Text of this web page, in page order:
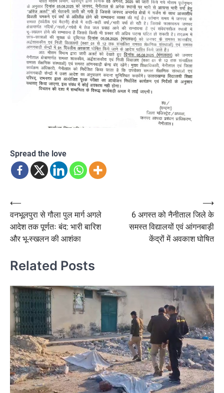
Spread the love
Post
navigation
⟵
वनभूलपुरा से गौला पुल मार्ग अगले
आदेश तक पूर्णतः बंद: भारी बारिश
और भू-स्खलन की आशंका
6 अगस्त को नैनीताल जिले के
समस्त विद्यालयों एवं आंगनबाड़ी
केंद्रों में अवकाश घोषित
⟶
Related Posts